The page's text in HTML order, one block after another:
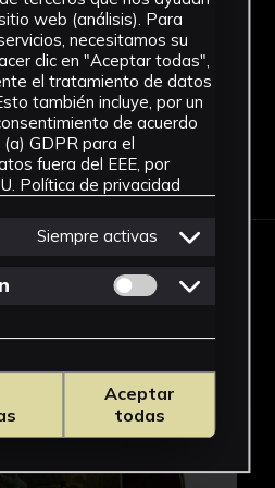
su contacto con la
que los indios
envueltas y enrolladas en
llevar esa preciada
Sus primeros usos se
gracias a las
estimulantes y
este producto. Llegaron
sobre los beneficios
como producto
Aunque en España se
de consumirlo fumado,
el tabaco en polvo.
esta labor con el tabaco
A diferencia del tabaco
Piel
más
Ficha
web (análisis). Para
necesitamos su
clic en "Aceptar todas",
el tratamiento de datos
también incluye, por un
de acuerdo
GDPR para el
fuera del EEE, por
Política de privacidad
Siempre activas
Permitir cookies
Aceptar
todas